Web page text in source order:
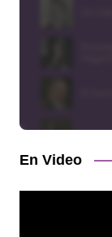
En Video